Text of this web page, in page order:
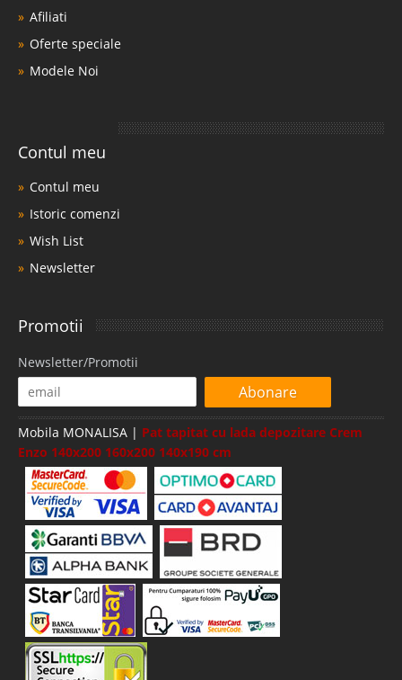
Afiliati
Oferte speciale
Modele Noi
Contul meu
Contul meu
Istoric comenzi
Wish List
Newsletter
Promotii
Newsletter/Promotii
Abonare
Mobila MONALISA | Pat tapitat cu lada depozitare Crem
Enzo 140x200 160x200 140x190 cm